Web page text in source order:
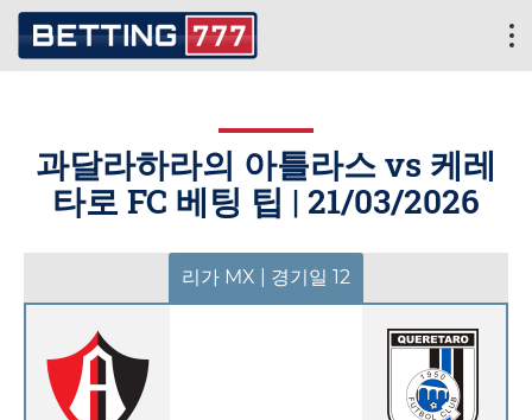
과달라하라의 아틀라스 vs 케레
타로 FC 베팅 팁 | 21/03/2026
리가 MX | 경기일 12